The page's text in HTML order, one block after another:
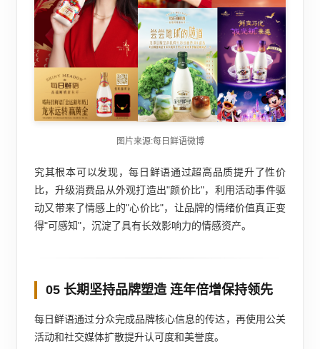
图片来源:每日鲜语微博
究其根本可以发现，每日鲜语通过超高品质提升了性价
比，升级消费品从外观打造出"颜价比"，利用活动事件驱
动又带来了情感上的"心价比"，让品牌的情绪价值真正变
得"可感知"，沉淀了具有长效影响力的情感资产。
05 长期坚持品牌塑造 连年倍增保持领先
每日鲜语通过分众完成品牌核心信息的传达，再使用公关
活动和社交媒体扩散提升认可度和美誉度。